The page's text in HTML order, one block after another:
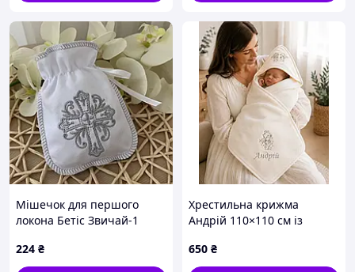
Мішечок для першого
локона Бетіс Звичай-1
27685259
224 ₴
Хрестильна крижма
Андрій 110×110 см із
вишивкою
650 ₴